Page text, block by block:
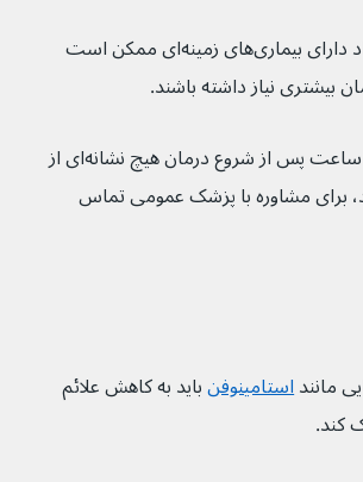
افراد مسن یا افراد دارای بیماری‌های زمینه‌ای ممکن است
بیشتری نیاز داشته باشند.
اگر علائم شما ۲۴ ساعت پس از شروع درمان هیچ نشانه‌ای از
برای مشاوره با پزشک عمومی تماس
استامینوفنباید به کاهش علائم
کند.